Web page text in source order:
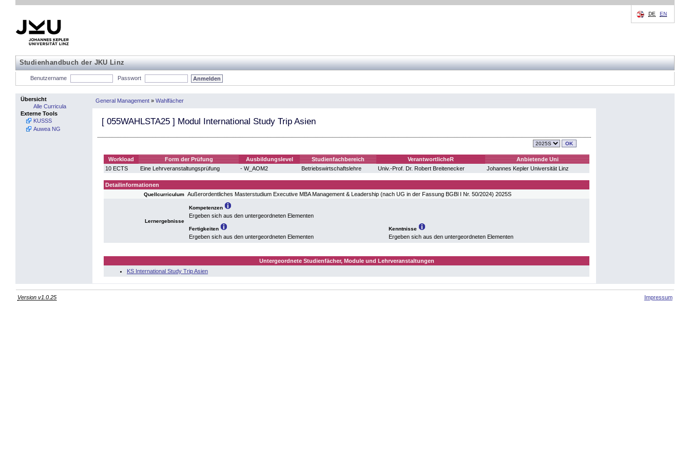
Studienhandbuch der JKU Linz
DE EN
Benutzername Passwort
Übersicht
Alle Curricula
Externe Tools
KUSSS
Auwea NG
General Management » Wahlfächer
[ 055WAHLSTA25 ] Modul International Study Trip Asien
Workload Form der Prüfung Ausbildungslevel Studienfachbereich VerantwortlicheR
Anbietende Uni
10 ECTS
Eine Lehrveranstaltungsprüfung - W_AOM2 Betriebswirtschaftslehre Univ.-Prof. Dr. Robert Breitenecker Johannes Kepler Universität Linz
Detailinformationen
Quellcurriculum Außerordentliches Masterstudium Executive MBA Management & Leadership (nach UG in der Fassung BGBl I Nr. 50/2024) 2025S
Lernergebnisse
Kompetenzen
Ergeben sich aus den untergeordneten Elementen
Fertigkeiten Kenntnisse
Ergeben sich aus den untergeordneten Elementen Ergeben sich aus den untergeordneten Elementen
Untergeordnete Studienfächer, Module und Lehrveranstaltungen
KS International Study Trip Asien
Version v1.0.25 Impressum